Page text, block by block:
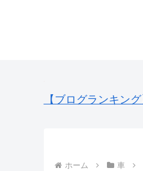
【ブログランキング
ホーム 車